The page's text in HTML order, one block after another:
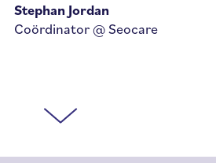
Stephan Jordan
Coördinator @ Seocare